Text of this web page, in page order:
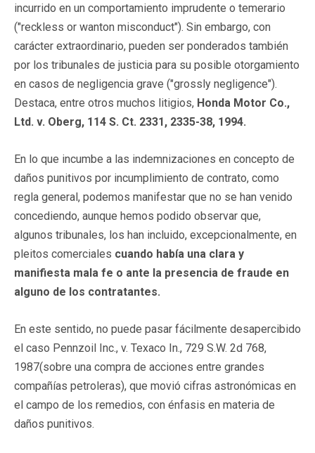
incurrido en un comportamiento imprudente o temerario
("reckless or wanton misconduct"). Sin embargo, con
carácter extraordinario, pueden ser ponderados también
por los tribunales de justicia para su posible otorgamiento
en casos de negligencia grave ("grossly negligence").
Destaca, entre otros muchos litigios, Honda Motor Co.,
Ltd. v. Oberg, 114 S. Ct. 2331, 2335-38, 1994.
En lo que incumbe a las indemnizaciones en concepto de
daños punitivos por incumplimiento de contrato, como
regla general, podemos manifestar que no se han venido
concediendo, aunque hemos podido observar que,
algunos tribunales, los han incluido, excepcionalmente, en
pleitos comerciales cuando había una clara y
manifiesta mala fe o ante la presencia de fraude en
alguno de los contratantes.
En este sentido, no puede pasar fácilmente desapercibido
el caso Pennzoil Inc., v. Texaco In., 729 S.W. 2d 768,
1987(sobre una compra de acciones entre grandes
compañías petroleras), que movió cifras astronómicas en
el campo de los remedios, con énfasis en materia de
daños punitivos.